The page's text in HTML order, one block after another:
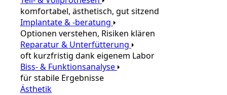
komfortabel, ästhetisch, gut sitzend
Implantate & -beratung
Optionen verstehen, Risiken klären
Reparatur & Unterfütterung
oft kurzfristig dank eigenem Labor
Biss- & Funktionsanalyse
für stabile Ergebnisse
Ästhetik